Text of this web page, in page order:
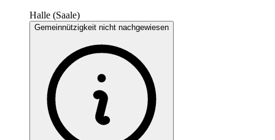
Halle (Saale)
Gemeinnützigkeit nicht nachgewiesen